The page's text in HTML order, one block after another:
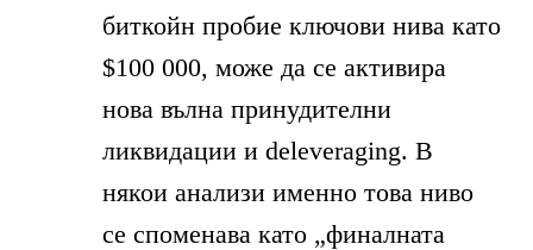
биткойн пробие ключови нива като
$100 000, може да се активира
нова вълна принудителни
ликвидации и deleveraging. В
някои анализи именно това ниво
се споменава като „финалната